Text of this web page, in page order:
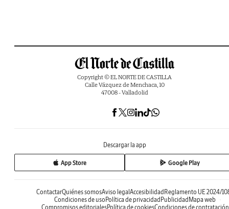
Copyright © EL NORTE DE CASTILLA
Calle Vázquez de Menchaca, 10
47008 - Valladolid
Descargar la app
App Store Google Play
ContactarQuiénes somosAviso legal Accesibilidad Reglamento UE 2024/
Condiciones de uso Política de privacidad Publicidad Mapa web
Compromisos editorialesPolítica de cookiesCondiciones de contratación